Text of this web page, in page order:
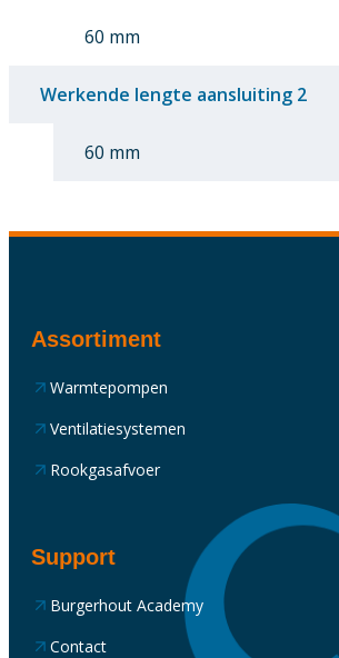
60 mm
Werkende lengte aansluiting 2
60 mm
Assortiment
Warmtepompen
Ventilatiesystemen
Rookgasafvoer
Support
Burgerhout Academy
Contact